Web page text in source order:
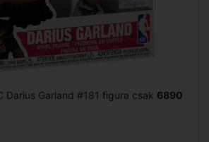
Darius Garland #181 figura csak 6890